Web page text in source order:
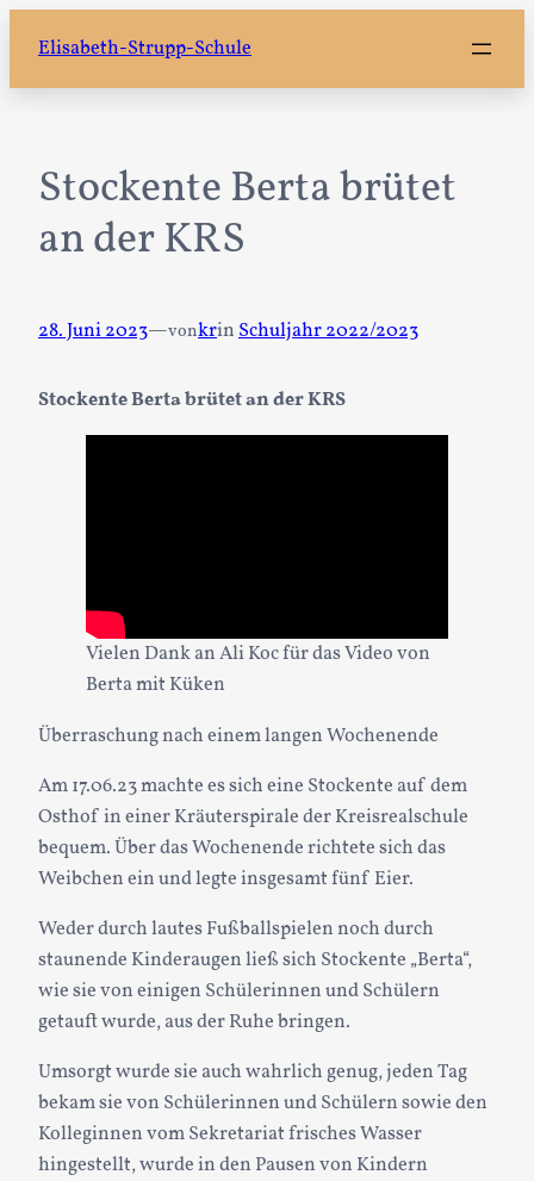
Inhalt
springen
Elisabeth-Strupp-Schule
Stockente Berta brütet
an der KRS
28. Juni 2023—vonkrin Schuljahr 2022/2023
Stockente Berta brütet an der KRS
Vielen Dank an Ali Koc für das Video von
Berta mit Küken
Überraschung nach einem langen Wochenende
Am 17.06.23 machte es sich eine Stockente auf dem
Osthof in einer Kräuterspirale der Kreisrealschule
bequem. Über das Wochenende richtete sich das
Weibchen ein und legte insgesamt fünf Eier.
Weder durch lautes Fußballspielen noch durch
staunende Kinderaugen ließ sich Stockente „Berta“,
wie sie von einigen Schülerinnen und Schülern
getauft wurde, aus der Ruhe bringen.
Umsorgt wurde sie auch wahrlich genug, jeden Tag
bekam sie von Schülerinnen und Schülern sowie den
Kolleginnen vom Sekretariat frisches Wasser
hingestellt, wurde in den Pausen von Kindern